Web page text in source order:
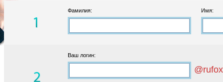
Фамилия: Имя:
Ваш логин: